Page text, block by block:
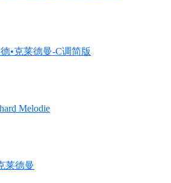
•克莱德曼-C调简版
Melodie
莱德曼